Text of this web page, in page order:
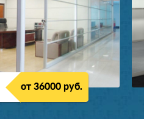
от 36000 руб.